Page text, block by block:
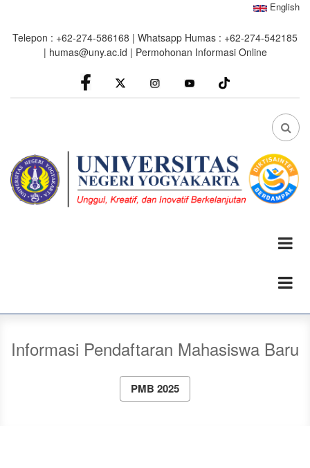
main
English
Telepon : +62-274-586168 | Whatsapp Humas : +62-274-542185
| humas@uny.ac.id | Permohonan Informasi Online
facebook
Instagram youtube
FA
Informasi Pendaftaran Mahasiswa Baru
PMB 2025